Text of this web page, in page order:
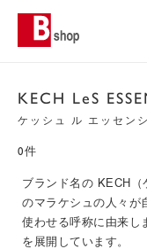
KECH LeS
ケッシュ ル エッセン
0件
ブランド名の KECH（
のマラケシュの人々が
使わせる呼称に由来し
を展開しています。